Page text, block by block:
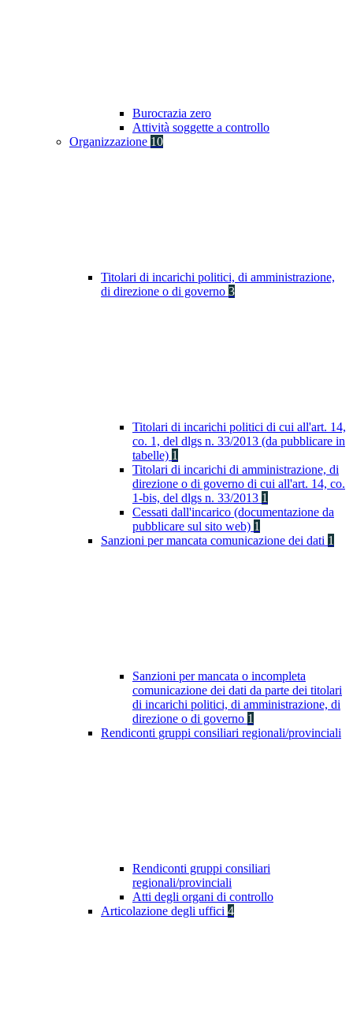
Burocrazia zero
Attività soggette a controllo
Organizzazione 10
Titolari di incarichi politici, di amministrazione,
di direzione o di governo 3
Titolari di incarichi politici di cui all'art. 14,
co. 1, del dlgs n. 33/2013 (da pubblicare in
tabelle) 1
Titolari di incarichi di amministrazione, di
direzione o di governo di cui all'art. 14, co.
1-bis, del dlgs n. 33/2013 1
Cessati dall'incarico (documentazione da
pubblicare sul sito web) 1
Sanzioni per mancata comunicazione dei dati 1
Sanzioni per mancata o incompleta
comunicazione dei dati da parte dei titolari
di incarichi politici, di amministrazione, di
direzione o di governo 1
Rendiconti gruppi consiliari regionali/provinciali
Rendiconti gruppi consiliari
regionali/provinciali
Atti degli organi di controllo
Articolazione degli uffici 4